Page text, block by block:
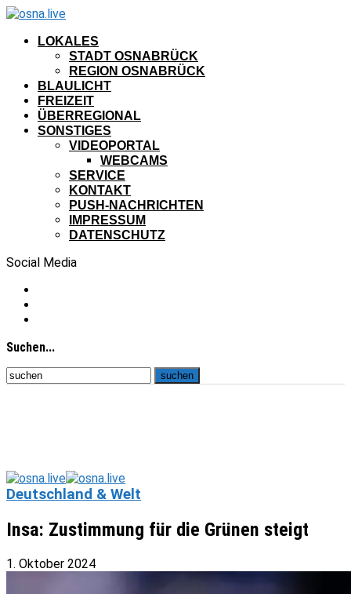
LOKALES
STADT OSNABRÜCK
REGION OSNABRÜCK
BLAULICHT
FREIZEIT
ÜBERREGIONAL
SONSTIGES
VIDEOPORTAL
WEBCAMS
SERVICE
KONTAKT
PUSH-NACHRICHTEN
IMPRESSUM
DATENSCHUTZ
Social Media
Suchen...
Deutschland & Welt
Insa: Zustimmung für die Grünen steigt
1. Oktober 2024